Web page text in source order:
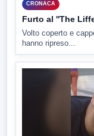
CRONACA
Furto al ''The
Volto coperto e
hanno ripreso...